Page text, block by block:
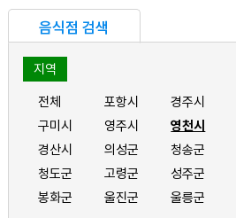
음식점 검색
지역
전체 포항시 경주시
구미시
영주시 영천시
경산시
의성군 청송군
청도군
고령군 성주군
봉화군
울진군 울릉군